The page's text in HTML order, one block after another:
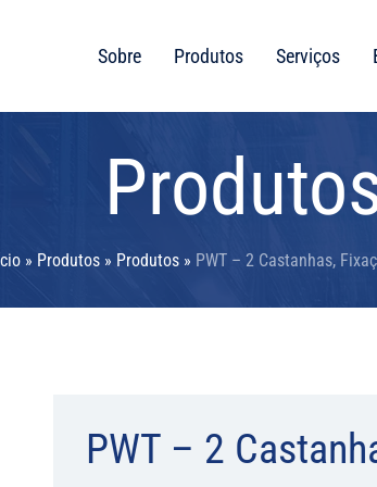
Sobre Produtos Serviços
» Produtos» Produtos» PWT – 2 Castanhas,
PWT – 2